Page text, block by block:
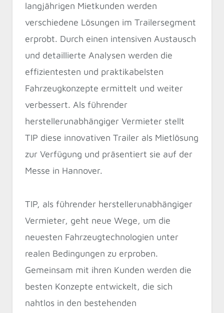
langjährigen Mietkunden werden
verschiedene Lösungen im Trailersegment
erprobt. Durch einen intensiven Austausch
und detaillierte Analysen werden die
effizientesten und praktikabelsten
Fahrzeugkonzepte ermittelt und weiter
verbessert. Als führender
herstellerunabhängiger Vermieter stellt
TIP diese innovativen Trailer als Mietlösung
zur Verfügung und präsentiert sie auf der
Messe in Hannover.
TIP, als führender herstellerunabhängiger
Vermieter, geht neue Wege, um die
neuesten Fahrzeugtechnologien unter
realen Bedingungen zu erproben.
Gemeinsam mit ihren Kunden werden die
besten Konzepte entwickelt, die sich
nahtlos in den bestehenden